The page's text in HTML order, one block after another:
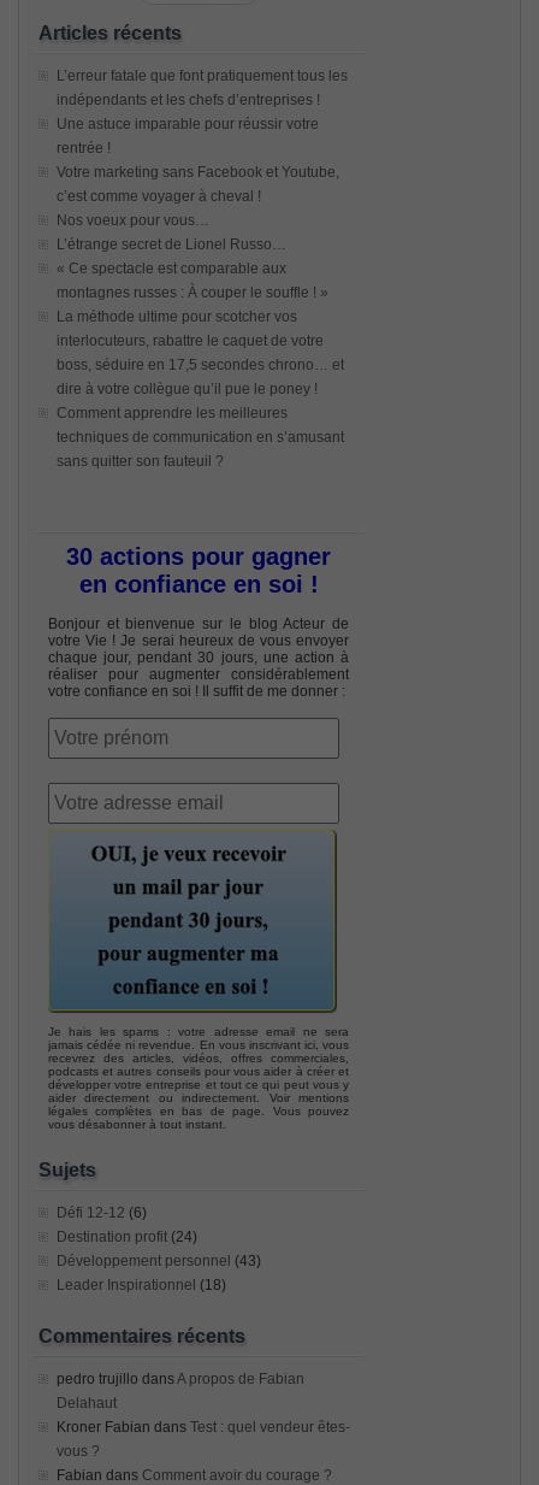
Articles récents
L’erreur fatale que font pratiquement tous les
indépendants et les chefs d’entreprises !
Une astuce imparable pour réussir votre
rentrée !
Votre marketing sans Facebook et Youtube,
c’est comme voyager à cheval !
Nos voeux pour vous…
L’étrange secret de Lionel Russo…
« Ce spectacle est comparable aux
montagnes russes : À couper le souffle ! »
La méthode ultime pour scotcher vos
interlocuteurs, rabattre le caquet de votre
boss, séduire en 17,5 secondes chrono… et
dire à votre collègue qu’il pue le poney !
Comment apprendre les meilleures
techniques de communication en s’amusant
sans quitter son fauteuil ?
30 actions pour gagner
en confiance en soi !
Bonjour et bienvenue sur le blog Acteur de
votre Vie ! Je serai heureux de vous envoyer
chaque jour, pendant 30 jours, une action à
réaliser pour augmenter considérablement
votre confiance en soi ! Il suffit de me donner :
Je hais les spams : votre adresse email ne sera
jamais cédée ni revendue. En vous inscrivant ici, vous
recevrez des articles, vidéos, offres commerciales,
podcasts et autres conseils pour vous aider à créer et
développer votre entreprise et tout ce qui peut vous y
aider directement ou indirectement. Voir mentions
légales complètes en bas de page. Vous pouvez
vous désabonner à tout instant.
Sujets
Défi 12-12 (6)
Destination profit (24)
Développement personnel (43)
Leader Inspirationnel (18)
Commentaires récents
pedro trujillo dansA propos de Fabian
Delahaut
Kroner Fabian dans Test : quel vendeur êtes-
vous ?
Fabian dans Comment avoir du courage ?